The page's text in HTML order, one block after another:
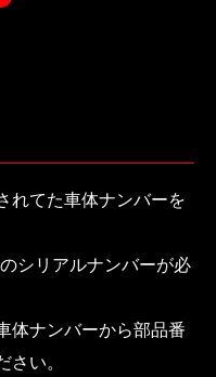
れてた車体ナンバーを
シリアルナンバーが必
体ナンバーから部品番
さい。